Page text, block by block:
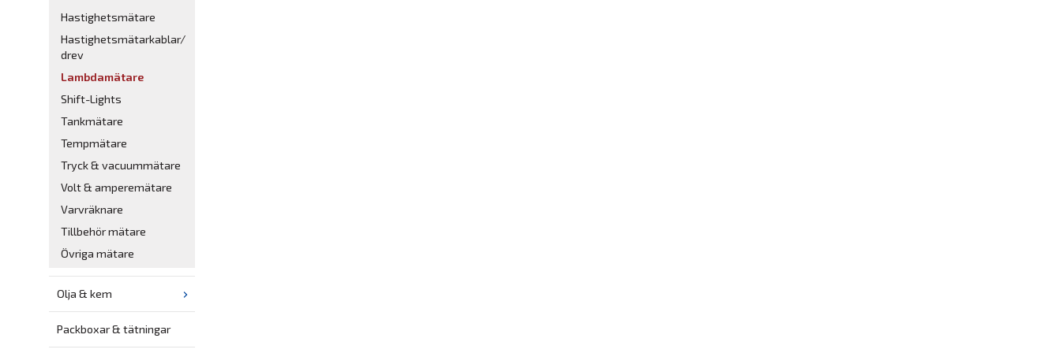
Hastighetsmätare
Hastighetsmätarkablar/
drev
Lambdamätare
Shift-Lights
Tankmätare
Tempmätare
Tryck & vacuummätare
Volt & amperemätare
Varvräknare
Tillbehör mätare
Övriga mätare
Olja & kem
Packboxar & tätningar